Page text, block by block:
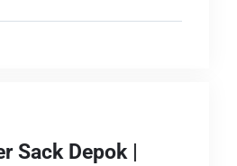
Sack Depok |